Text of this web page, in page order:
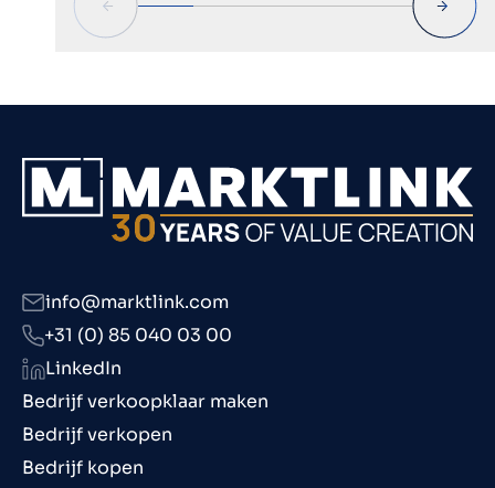
Bedrijf verkoopklaar maken
Bedrijf verkopen
Bedrijf kopen
info@marktlink.com
+31 (0) 85 040 03 00
LinkedIn